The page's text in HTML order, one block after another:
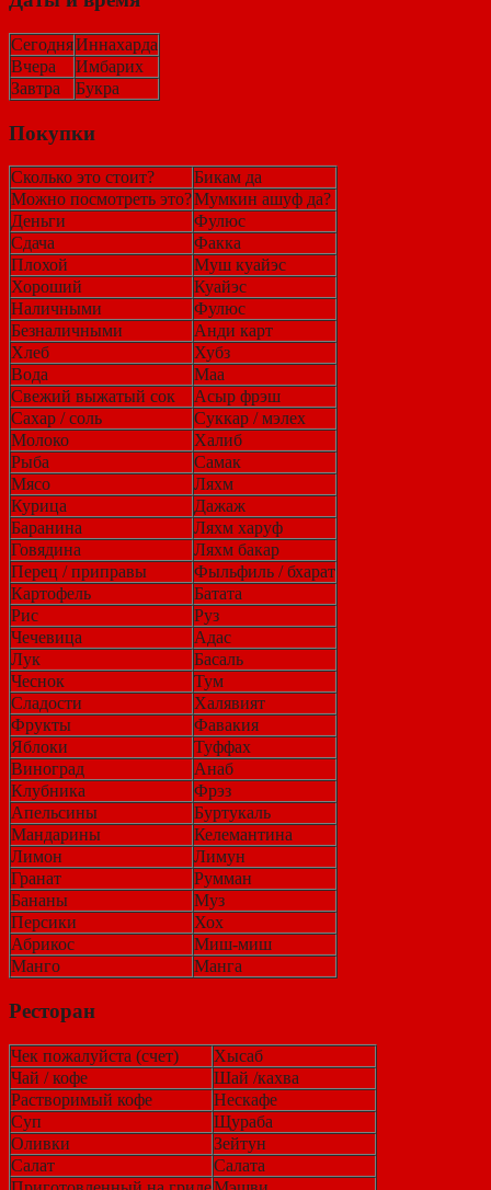
СегодняИннахарда
Вчера
Имбарих
Завтра
Букра
Покупки
Сколько это стоит?
Бикам да
Можно посмотреть это?Мумкин ашуф да?
Деньги
Фулюс
Сдача
Факка
Плохой
Муш куайэс
Хороший
Куайэс
Наличными
Фулюс
Безналичными
Анди карт
Хлеб
Хубз
Вода
Маа
Свежий выжатый сок
Асыр фрэш
Сахар / соль
Суккар / мэлех
Молоко
Халиб
Рыба
Самак
Мясо
Ляхм
Курица
Дажаж
Баранина
Ляхм харуф
Говядина
Ляхм бакар
Перец / приправы
Фыльфиль / бхарат
Картофель
Батата
Рис
Руз
Чечевица
Адас
Лук
Басаль
Чеснок
Тум
Сладости
Халявият
Фрукты
Фавакия
Яблоки
Туффах
Виноград
Анаб
Клубника
Фрэз
Апельсины
Буртукаль
Мандарины
Келемантина
Лимон
Лимун
Гранат
Румман
Бананы
Муз
Персики
Хох
Абрикос
Миш-миш
Манго
Манга
Ресторан
Чек пожалуйста (счет)
Хысаб
Чай / кофе
Шай /кахва
Растворимый кофе
Нескафе
Суп
Щураба
Оливки
Зейтун
Салат
Салата